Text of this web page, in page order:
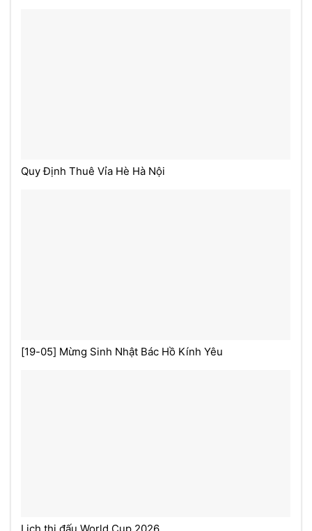
Quy Định Thuê Vỉa Hè Hà Nội
[19-05] Mừng Sinh Nhật Bác Hồ Kính Yêu